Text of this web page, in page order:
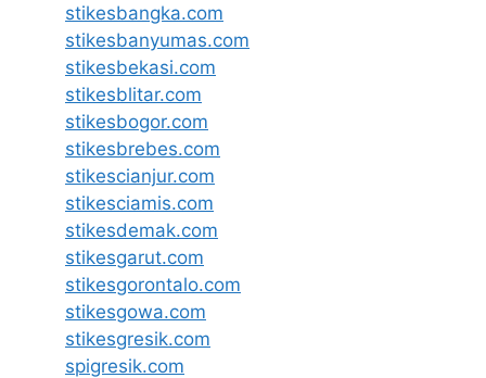
stikesbangka.com
stikesbanyumas.com
stikesbekasi.com
stikesblitar.com
stikesbogor.com
stikesbrebes.com
stikescianjur.com
stikesciamis.com
stikesdemak.com
stikesgarut.com
stikesgorontalo.com
stikesgowa.com
stikesgresik.com
spigresik.com